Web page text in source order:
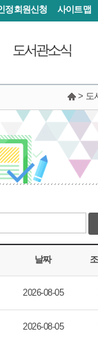
정회원신청 사이트맵
도서관소식
공개자료실
> 도
날짜
2026-08-05
2026-08-05